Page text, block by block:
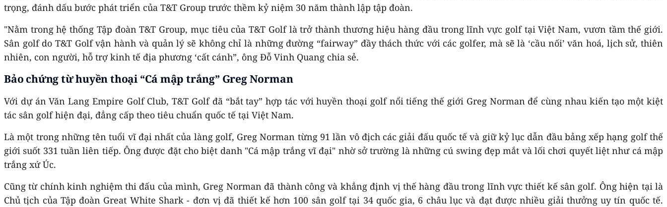
trọng, đánh dấu bước phát triển của T&T Group trước thềm kỷ niệm 30 năm thành lập tập đoàn.
"Nằm trong hệ thống Tập đoàn T&T Group, mục tiêu của T&T Golf là trở thành thương hiệu hàng đầu trong lĩnh vực golf tại Việt Nam, vươn tầm thế giới.
Sân golf do T&T Golf vận hành và quản lý sẽ không chỉ là những đường “fairway” đầy thách thức với các golfer, mà sẽ là ‘cầu nối’ văn hoá, lịch sử, thiên
nhiên, con người, hỗ trợ kinh tế địa phương ‘cất cánh”, ông Đỗ Vinh Quang chia sẻ.
Bảo chứng từ huyền thoại “Cá mập trắng” Greg Norman
Với dự án Văn Lang Empire Golf Club, T&T Golf đã “bắt tay” hợp tác với huyền thoại golf nổi tiếng thế giới Greg Norman để cùng nhau kiến tạo một kiệt
tác sân golf hiện đại, đẳng cấp theo tiêu chuẩn quốc tế tại Việt Nam.
Là một trong những tên tuổi vĩ đại nhất của làng golf, Greg Norman từng 91 lần vô địch các giải đấu quốc tế và giữ kỷ lục dẫn đầu bảng xếp hạng golf thế
giới suốt 331 tuần liên tiếp. Ông được đặt cho biệt danh "Cá mập trắng vĩ đại" nhờ sở trường là những cú swing đẹp mắt và lối chơi quyết liệt như cá mập
trắng xứ Úc.
Cũng từ chính kinh nghiệm thi đấu của mình, Greg Norman đã thành công và khẳng định vị thế hàng đầu trong lĩnh vực thiết kế sân golf. Ông hiện tại là
Chủ tịch của Tập đoàn Great White Shark - đơn vị đã thiết kế hơn 100 sân golf tại 34 quốc gia, 6 châu lục và đạt được nhiều giải thưởng uy tín quốc tế.